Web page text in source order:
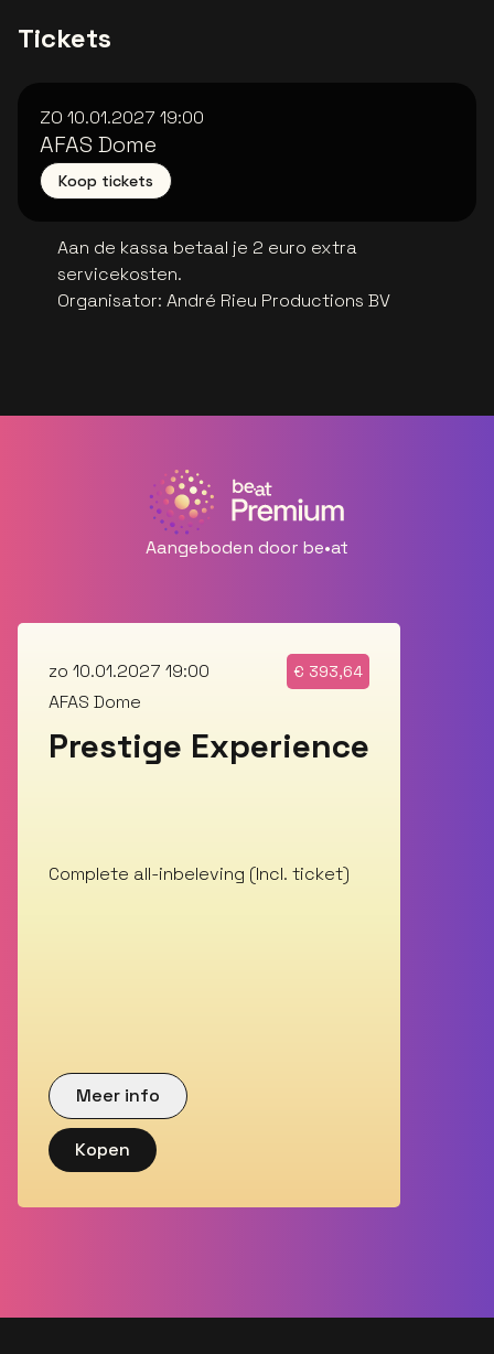
Tickets
ZO 10.01.2027 19:00
AFAS Dome
Koop tickets
Aan de kassa betaal je 2 euro extra
servicekosten.
Organisator: André Rieu Productions BV
Aangeboden door be•at
zo 10.01.2027 19:00 € 393,64
AFAS Dome
Prestige Experience
Complete all-inbeleving (Incl. ticket)
Meer info
Kopen